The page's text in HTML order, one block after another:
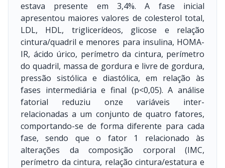
estava presente em 3,4%. A fase inicial
apresentou maiores valores de colesterol total,
LDL, HDL, triglicerídeos, glicose e relação
cintura/quadril e menores para insulina, HOMA-
IR, ácido úrico, perímetro da cintura, perímetro
do quadril, massa de gordura e livre de gordura,
pressão sistólica e diastólica, em relação às
fases intermediária e final (p<0,05). A análise
fatorial reduziu onze variáveis inter-
relacionadas a um conjunto de quatro fatores,
comportando-se de forma diferente para cada
fase, sendo que o fator 1 relacionado às
alterações da composição corporal (IMC,
perímetro da cintura, relação cintura/estatura e